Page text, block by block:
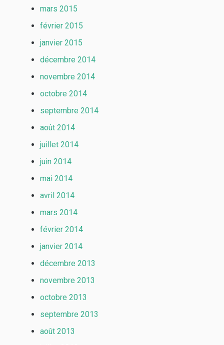
mars 2015
février 2015
janvier 2015
décembre 2014
novembre 2014
octobre 2014
septembre 2014
août 2014
juillet 2014
juin 2014
mai 2014
avril 2014
mars 2014
février 2014
janvier 2014
décembre 2013
novembre 2013
octobre 2013
septembre 2013
août 2013